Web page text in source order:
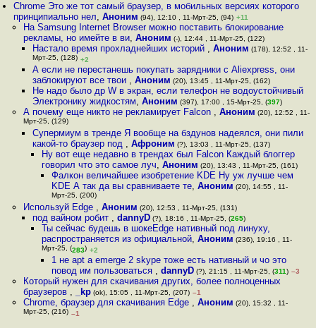
Chrome Это же тот самый браузер, в мобильных версиях которого
принципиально нел,Аноним (94), 12:10 , 11-Мрт-25, (94) +11
На Samsung Internet Browser можно поставить блокирование
рекламы, но имейте в ви, Аноним (-), 12:44 , 11-Мрт-25, (122)
Настало время прохладнейших историй , Аноним (178), 12:52 , 11-
Мрт-25, (128) +2
А если не перестанешь покупать зарядники с Aliexpress, они
заблокируют все твои , Аноним (20), 13:45 , 11-Мрт-25, (162)
Не надо было дp W в экран, если телефон не водоустойчивый
Электронику жидкостям, Аноним (397), 17:00 , 15-Мрт-25, (397)
А почему еще никто не рекламирует Falcon , Аноним (20), 12:52 , 11-
Мрт-25, (129)
Супермиум в тренде Я вообще на бздунов надеялся, они пили
какой-то браузер под , Афроним (?), 13:03 , 11-Мрт-25, (137)
Ну вот еще недавно в трендах был Falcon Каждый блоггер
говорил что это самое луч,Аноним (20), 13:43 , 11-Мрт-25, (161)
Фалкон величайшее изобретение KDE Ну уж лучше чем
KDE А так да вы сравниваете те, Аноним (20), 14:55 , 11-
Мрт-25, (200)
Используй Edge , Аноним (20), 12:53 , 11-Мрт-25, (131)
под вайном робит , dannyD(?), 18:16 , 11-Мрт-25, (265)
Ты сейчас будешь в шокеEdge нативный под линуху,
распространяется из официальной,Аноним (236), 19:16 , 11-
Мрт-25, (283) +2
1 не apt а emerge 2 skype тоже есть нативный и чо это
повод им пользоваться , dannyD(?), 21:15 , 11-Мрт-25, (311) –3
Который нужен для скачивания других, более полноценных
браузеров , _kp(ok), 15:05 , 11-Мрт-25, (207) –1
Chrome, браузер для скачивания Edge , Аноним (20), 15:32 , 11-
Мрт-25, (216) –1